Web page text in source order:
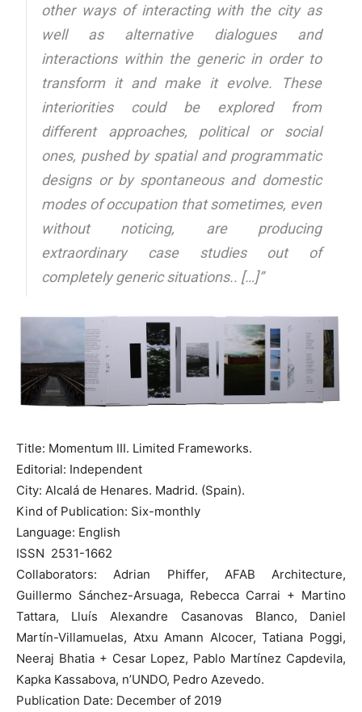
other ways of interacting with the city as
well as alternative dialogues and
interactions within the generic in order to
transform it and make it evolve. These
interiorities could be explored from
different approaches, political or social
ones, pushed by spatial and programmatic
designs or by spontaneous and domestic
modes of occupation that sometimes, even
without noticing, are producing
extraordinary case studies out of
completely generic situations.. […]”
Title: Momentum III. Limited Frameworks.
Editorial: Independent
City: Alcalá de Henares. Madrid. (Spain).
Kind of Publication: Six-monthly
Language: English
ISSN 2531-1662
Collaborators: Adrian Phiffer, AFAB Architecture,
Guillermo Sánchez-Arsuaga, Rebecca Carrai + Martino
Tattara, Lluís Alexandre Casanovas Blanco, Daniel
Martín-Villamuelas, Atxu Amann Alcocer, Tatiana Poggi,
Neeraj Bhatia + Cesar Lopez, Pablo Martínez Capdevila,
Kapka Kassabova, n’UNDO, Pedro Azevedo.
Publication Date: December of 2019